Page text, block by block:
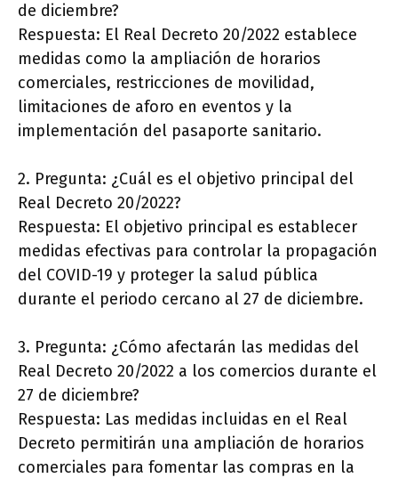
de diciembre?
Respuesta: El Real Decreto 20/2022 establece
medidas como la ampliación de horarios
comerciales, restricciones de movilidad,
limitaciones de aforo en eventos y la
implementación del pasaporte sanitario.
2. Pregunta: ¿Cuál es el objetivo principal del
Real Decreto 20/2022?
Respuesta: El objetivo principal es establecer
medidas efectivas para controlar la propagación
del COVID-19 y proteger la salud pública
durante el periodo cercano al 27 de diciembre.
3. Pregunta: ¿Cómo afectarán las medidas del
Real Decreto 20/2022 a los comercios durante el
27 de diciembre?
Respuesta: Las medidas incluidas en el Real
Decreto permitirán una ampliación de horarios
comerciales para fomentar las compras en la